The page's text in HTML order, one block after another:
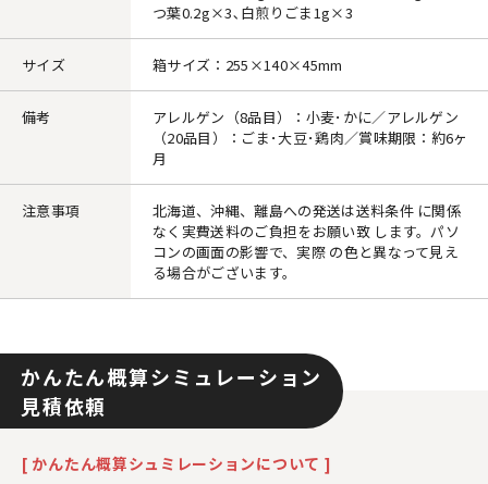
つ葉0.2g×3､白煎りごま1g×3
サイズ 箱サイズ：255×140×45mm
備考
アレルゲン（8品目）：小麦･かに／アレルゲン
（20品目）：ごま･大豆･鶏肉／賞味期限：約6ヶ
月
注意事項
北海道、沖縄、離島への発送は送料条件 に関係
なく実費送料のご負担をお願い致 します。パソ
コンの画面の影響で、実際 の色と異なって見え
る場合がございます。
かんたん概算シミュレーション
見積依頼
[ かんたん概算シュミレーションについて ]